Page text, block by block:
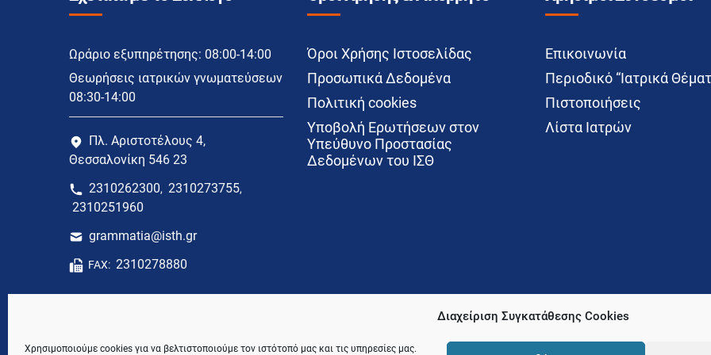
Διαχείριση Συγκατάθεσης Cookies
Χρησιμοποιούμε cookies για να βελτιστοποιούμε τον ιστότοπό μας και τις υπηρεσίες μας.
Ωράριο εξυπηρέτησης: 08:00-14:00
Θεωρήσεις ιατρικών γνωματεύσεων
08:30-14:00
Πλ. Αριστοτέλους 4,
Θεσσαλονίκη 546 23
2310262300, 2310273755,
2310251960
grammatia@isth.gr
FAX: 2310278880
Όροι Χρήσης Ιστοσελίδας
Προσωπικά Δεδομένα
Πολιτική cookies
Υποβολή Ερωτήσεων στον
Υπεύθυνο Προστασίας
Δεδομένων του ΙΣΘ
Επικοινωνία
Περιοδικό “Ιατρικά
Πιστοποιήσεις
Λίστα Ιατρών